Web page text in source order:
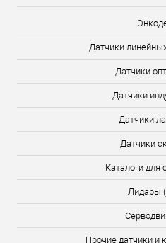
Датчики
Датчики
Датчики
Датчики
Датчики
Каталоги для
Лидары
Прочие датчики и